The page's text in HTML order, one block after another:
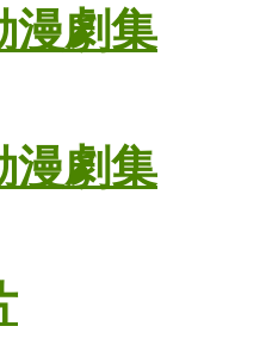
漫劇集
漫劇集